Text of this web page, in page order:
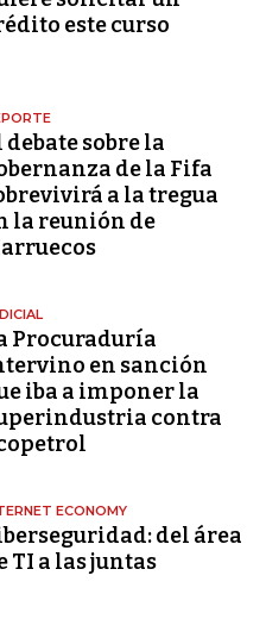
este curso
debate sobre la
de la Fifa
a la tregua
la reunión de
Procuraduría
en sanción
iba a imponer la
contra
ECONOMY
del área
TI a las juntas